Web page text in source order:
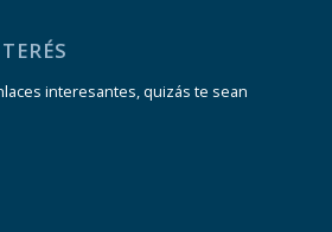
interesantes, quizás te sean